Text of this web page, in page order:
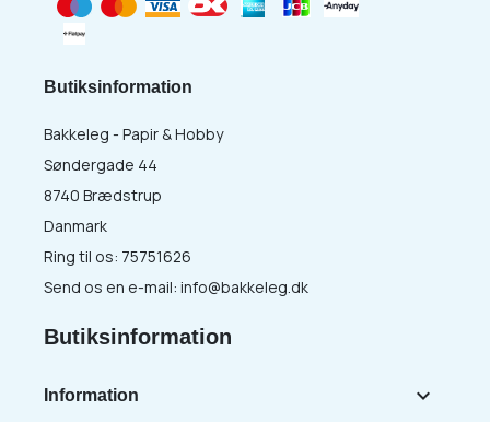
Butiksinformation
Bakkeleg - Papir & Hobby
Søndergade 44
8740 Brædstrup
Danmark
Ring til os: 75751626
Send os en e-mail: info@bakkeleg.dk
Butiksinformation
Information 